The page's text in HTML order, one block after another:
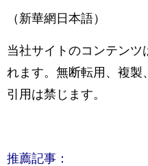
（新華網日本語）
当社サイトのコンテンツ
れます。無断転用、複製
引用は禁じます。
推薦記事：